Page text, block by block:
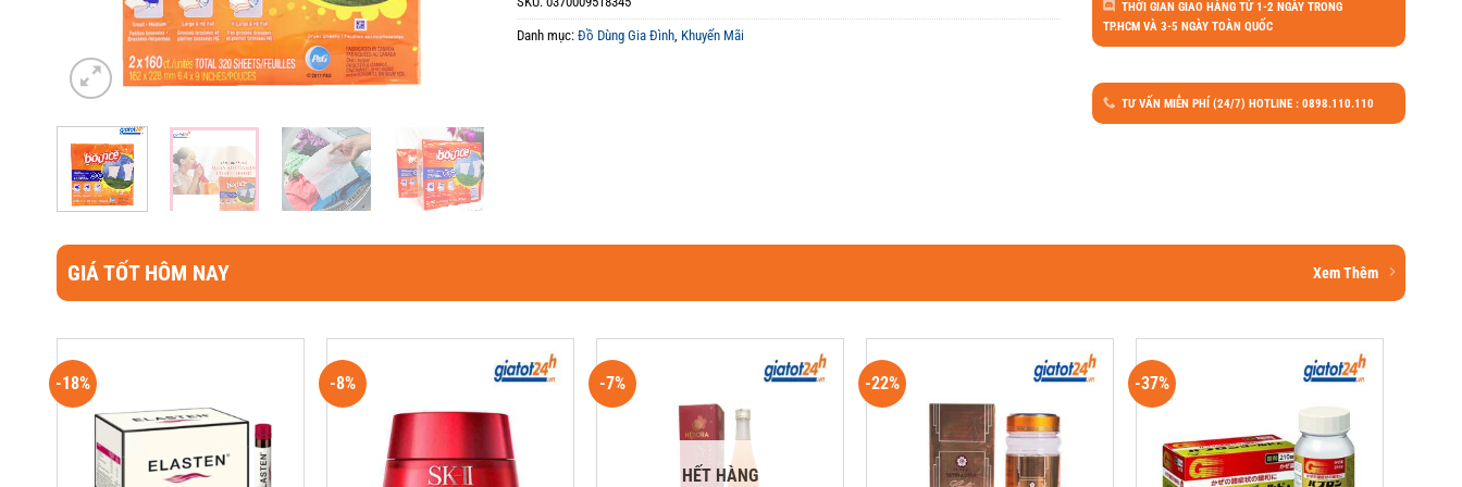
Danh mục:Đồ Dùng Gia Đình Khuyến Mãi
THỜI GIAN GIAO HÀNG TỪ 1-2 NGÀY TRONG
TP.HCM VÀ 3-5 NGÀY TOÀN QUỐC
TƯ VẤN MIỄN PHÍ (24/7) HOTLINE : 0898.110.110
GIÁ TỐT HÔM NAY Xem Thêm
-18% -8% -7%
HẾT HÀNG
-22% -37%